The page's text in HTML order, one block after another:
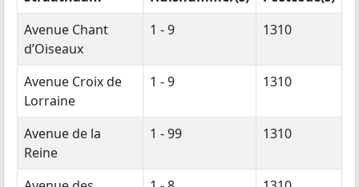
Avenue Chant
d’Oiseaux
1 - 9 1310
Avenue Croix de
Lorraine
1 - 9 1310
Avenue de la
Reine
1 - 99 1310